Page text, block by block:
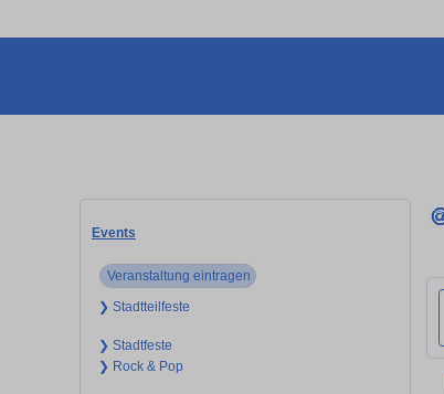
Events
Veranstaltung eintragen
❯ Stadtteilfeste
❯ Stadtfeste
❯ Rock & Pop